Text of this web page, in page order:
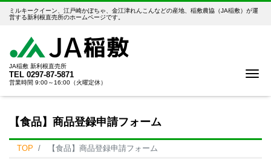
ミルキークイーン、江戸崎かぼちゃ、金江津れんこんなどの産地、稲敷農協（JA稲敷）が運
営する新利根直売所のホームページです。
JA稲敷 新利根直売所
TEL 0297-87-5871
営業時間 9:00～16:00（火曜定休）
【食品】商品登録申請フォーム
TOP 【食品】商品登録申請フォーム